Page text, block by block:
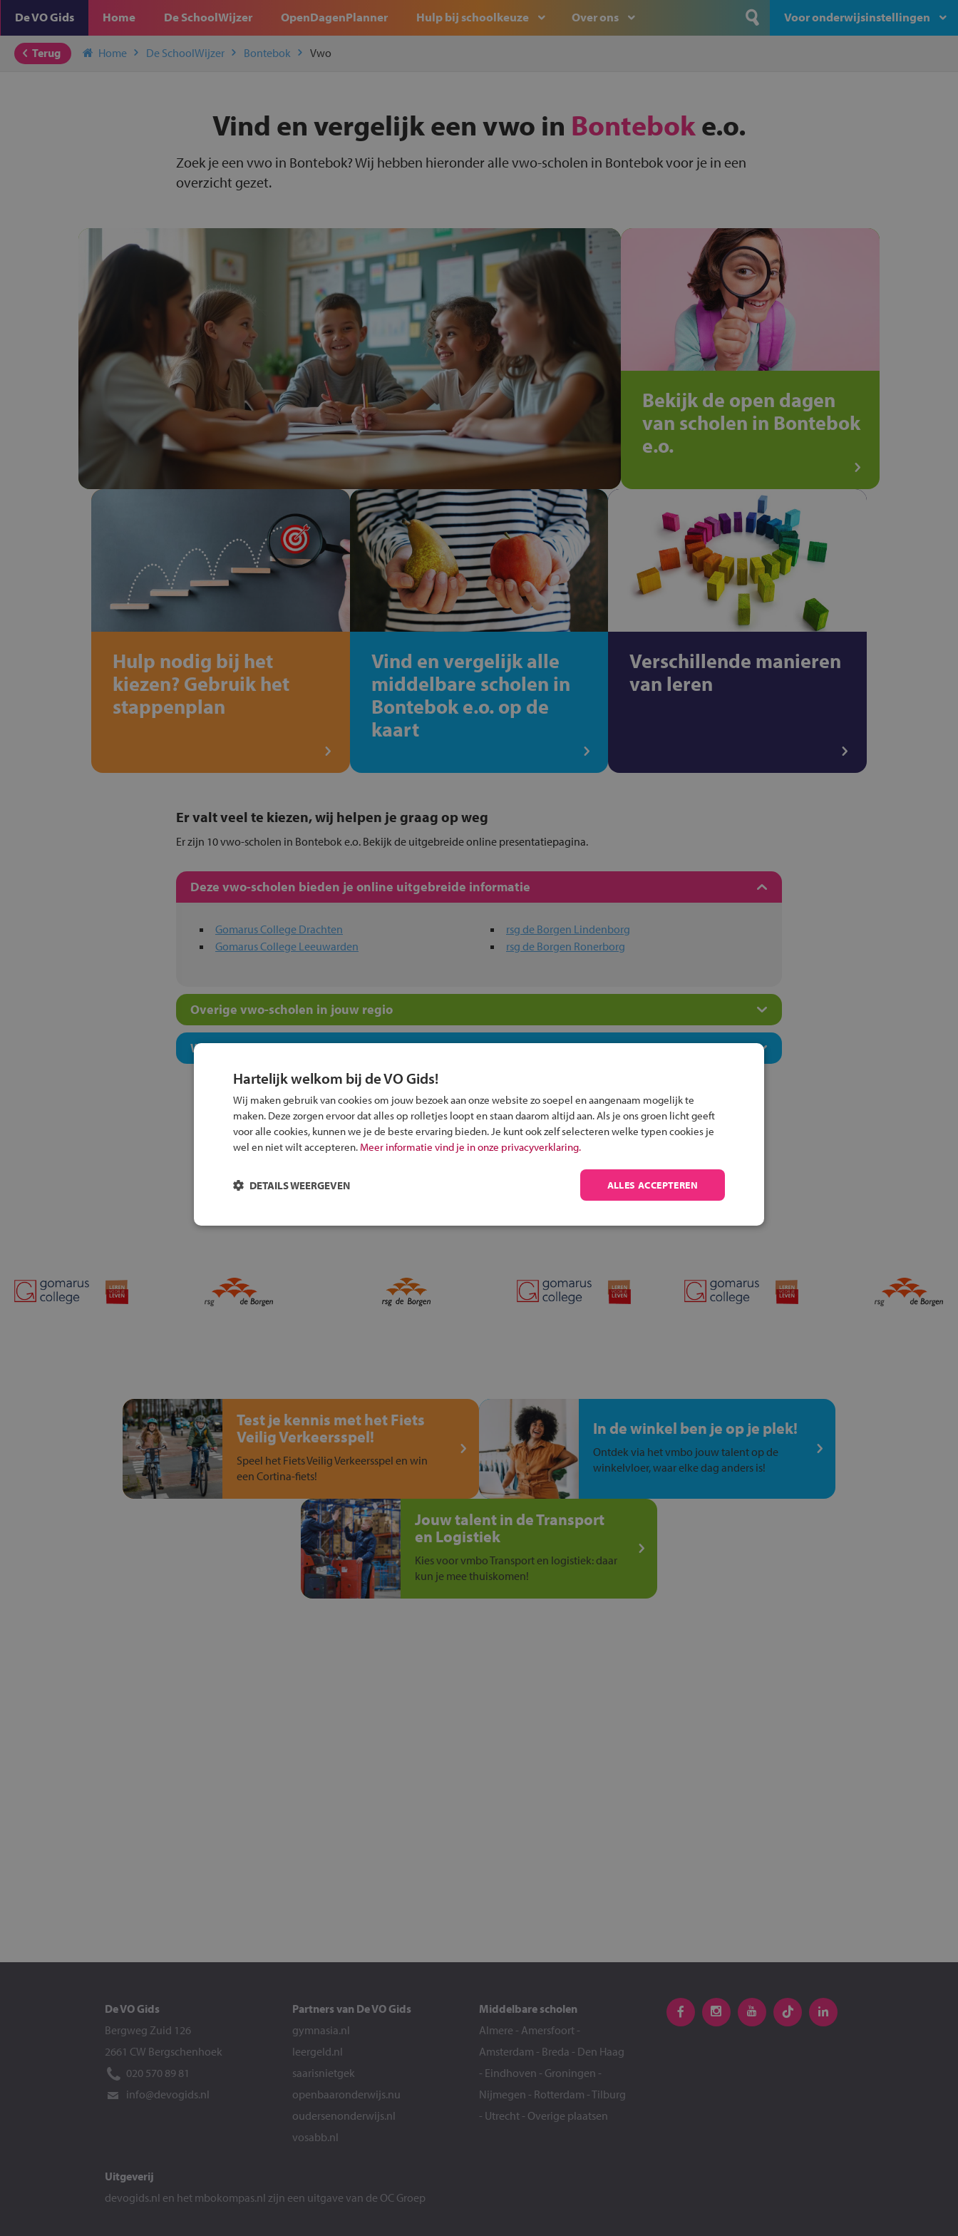
De VO Gids Home De SchoolWijzer OpenDagenPlanner Hulp bij schoolkeuze Over ons Voor onderwijsinstellingen
Terug Home De SchoolWijzer Bontebok Vwo
Vind en vergelijk een vwo in Bonteboke.o.
Zoek je een vwo in Bontebok? Wij hebben hieronder alle vwo-scholen in Bontebok voor je in een
overzicht gezet.
Bekijk de open dagen
van scholen in Bontebok
e.o.
Hulp nodig bij het
kiezen? Gebruik het
stappenplan
Vind en vergelijk alle
middelbare scholen in
Bontebok e.o. op de
kaart
Verschillende manieren
van leren
Er valt veel te kiezen, wij helpen je graag op weg
Er zijn 10 vwo-scholen in Bontebok e.o. Bekijk de uitgebreide online presentatiepagina.
Deze vwo-scholen bieden je online uitgebreide informatie
Gomarus College Drachten
Gomarus College Leeuwarden
rsg de Borgen Lindenborg
rsg de Borgen Ronerborg
Overige vwo-scholen in jouw regio
Welk onderwijsconcept past bij jou?
Inschrijven?
Alle informatie om je kind aan te melden bij
Test je kennis met het Fiets
Veilig Verkeersspel!
Speel het Fiets Veilig Verkeersspel en win
een Cortina-fiets!
In de winkel ben je op je plek!
Ontdek via het vmbo jouw talent op de
winkelvloer, waar elke dag anders is!
Jouw talent in de Transport
en Logistiek
Kies voor vmbo Transport en logistiek: daar
kun je mee thuiskomen!
De VO Gids
Bergweg Zuid 126
2661 CW Bergschenhoek
020 570 89 81
info@devogids.nl
Partners van De VO Gids
gymnasia.nl
leergeld.nl
saarisnietgek
openbaaronderwijs.nu
oudersenonderwijs.nl
vosabb.nl
Middelbare scholen
Almere - Amersfoort -
Amsterdam - Breda - Den Haag
- Eindhoven - Groningen -
Nijmegen - Rotterdam -Tilburg
- Utrecht - Overige plaatsen
Uitgeverij
devogids.nl en het mbokompas.nl zijn een uitgave van de OC Groep
Hartelijk welkom bij de VO Gids!
Wij maken gebruik van cookies om jouw bezoek aan onze website zo soepel en aangenaam mogelijk te
maken. Deze zorgen ervoor dat alles op rolletjes loopt en staan daarom altijd aan. Als je ons groen licht geeft
voor alle cookies, kunnen we je de beste ervaring bieden. Je kunt ook zelf selecteren welke typen cookies je
wel en niet wilt accepteren. Meer informatie vind je in onze privacyverklaring.
ALLES ACCEPTEREN
DETAILS WEERGEVEN